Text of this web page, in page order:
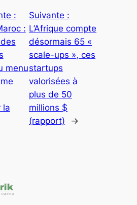
:
:
menu
la
Suivante :
L’Afrique compte
désormais 65 «
scale-ups », ces
startups
valorisées à
plus de 50
millions $
(rapport)
→